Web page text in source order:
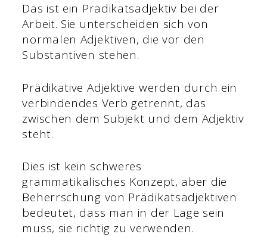
Das ist ein Prädikatsadjektiv bei der
Arbeit. Sie unterscheiden sich von
normalen Adjektiven, die vor den
Substantiven stehen.
Prädikative Adjektive werden durch ein
verbindendes Verb getrennt, das
zwischen dem Subjekt und dem Adjektiv
steht.
Dies ist kein schweres
grammatikalisches Konzept, aber die
Beherrschung von Prädikatsadjektiven
bedeutet, dass man in der Lage sein
muss, sie richtig zu verwenden.